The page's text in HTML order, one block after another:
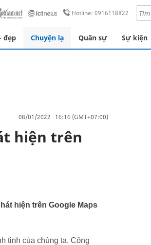
Hotline: 0916118822
đẹp Chuyện lạ Quân sự Sự kiện
08/01/2022 16:16 (GMT+07:00)
hiện trên
hiện trên Google Maps
tinh của chúng ta. Công